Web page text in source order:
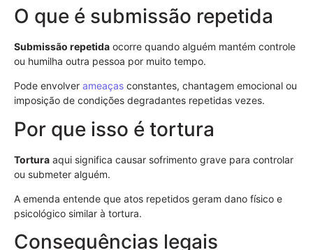
O que é submissão repetida
Submissão repetida ocorre quando alguém mantém controle
ou humilha outra pessoa por muito tempo.
Pode envolver ameaças constantes, chantagem emocional ou
imposição de condições degradantes repetidas vezes.
Por que isso é tortura
Tortura aqui significa causar sofrimento grave para controlar
ou submeter alguém.
A emenda entende que atos repetidos geram dano físico e
psicológico similar à tortura.
Consequências legais